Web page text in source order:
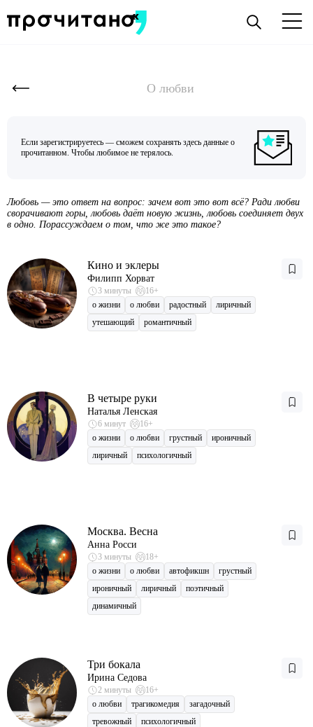
О любви
Если зарегистрируетесь — сможем сохранять здесь данные о
прочитанном. Чтобы любимое не терялось.
Любовь — это ответ на вопрос: зачем вот это вот всё? Ради любви
сворачивают горы, любовь даёт новую жизнь, любовь соединяет двух
в одно. Порассуждаем о том, что же это такое?
Кино и эклеры
Филипп Хорват
3 минуты
16+
о жизни
о любви радостный
лиричный
утешающий
романтичный
В четыре руки
Наталья Ленская
6 минут
16+
о жизни
о любви грустный
ироничный
лиричный
психологичный
Москва. Весна
Анна Росси
3 минуты
18+
о жизни
о любви автофикшн
грустный
ироничный
лиричный
поэтичный
динамичный
Три бокала
Ирина Седова
2 минуты
16+
о любви
трагикомедия
загадочный
тревожный
психологичный